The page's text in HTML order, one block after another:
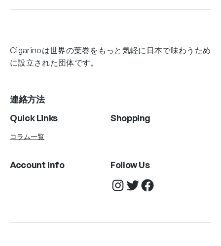
Cigarinoは世界の葉巻をもっと気軽に日本で味わうため
に設立された団体です。
連絡方法
Quick Links
コラム一覧
Shopping
Account Info Follow Us
Instagram Twitter Facebook